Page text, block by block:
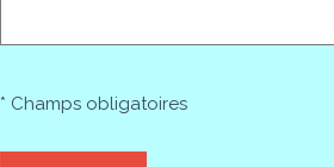
* Champs obligatoires